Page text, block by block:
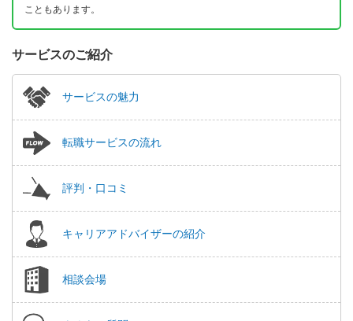
こともあります。
サービスのご紹介
サービスの魅力
転職サービスの流れ
評判・口コミ
キャリアアドバイザーの紹介
相談会場